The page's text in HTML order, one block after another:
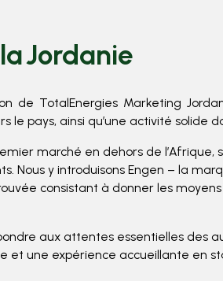
Jordanie
de TotalEnergies Marketing
le pays, ainsi qu’une activité solide
marché en dehors de l’Afrique,
Nous y introduisons Engen – la
consistant à donner les
aux attentes essentielles des
et une expérience accueillante en